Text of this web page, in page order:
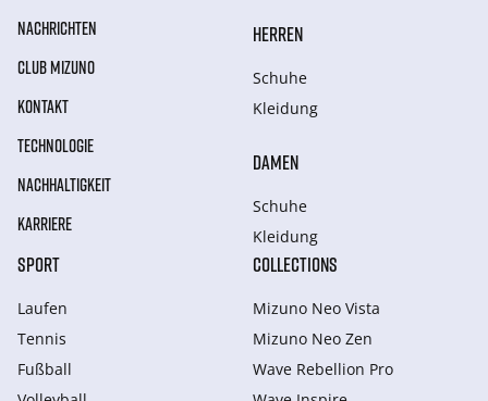
NACHRICHTEN
CLUB MIZUNO
KONTAKT
TECHNOLOGIE
NACHHALTIGKEIT
KARRIERE
HERREN
Schuhe
Kleidung
DAMEN
Schuhe
Kleidung
SPORT
Laufen
Tennis
Fußball
COLLECTIONS
Mizuno Neo Vista
Mizuno Neo Zen
Wave Rebellion Pro